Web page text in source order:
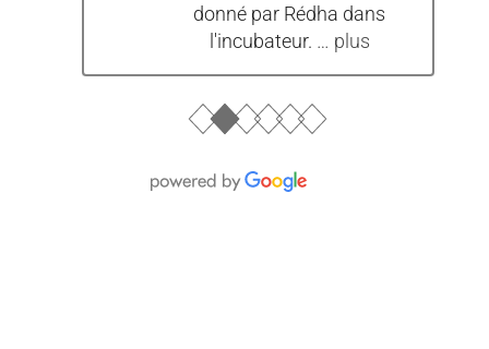
donné par Rédha dans
l'incubateur. … plus
●
●●●●
●